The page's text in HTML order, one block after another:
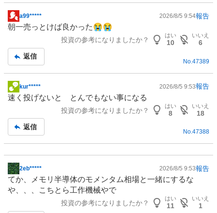
掲
示
事
a99***** 2026/8/5 9:54報告
朝一売っとけば良かった😭😭
投資の参考になりましたか？
はい
10
いいえ
6
返信
No. 47389
掲
示
事
kur***** 2026/8/5 9:53報告
速く投げないと とんでもない事になる
投資の参考になりましたか？
はい
8
いいえ
18
返信
No.47388
掲
示
板
2eb***** 2026/8/5 9:53報告
てか、メモリ 半導体のモメンタム相場と一緒にするな
や、、、こちとら工作機械やで
投資の参考になりましたか？
はい
11
いいえ
1